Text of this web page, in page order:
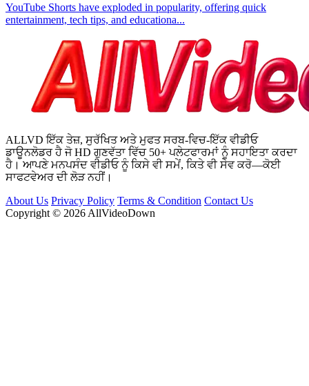
YouTube Shorts have exploded in popularity, offering quick
entertainment, tech tips, and educationa...
ALLVD ਇੱਕ ਤੇਜ਼, ਸੁਰੱਖਿਤ ਅਤੇ ਮੁਫਤ ਸਰਬ-ਵਿਚ-ਇੱਕ ਵੀਡੀਓ
ਡਾਊਨਲੋਡਰ ਹੈ ਜੋ HD ਗੁਣਵੱਤਾ ਵਿੱਚ 50+ ਪਲੇਟਫਾਰਮਾਂ ਨੂੰ ਸਹਾਇਤਾ ਕਰਦਾ
ਹੈ। ਆਪਣੇ ਮਨਪਸੰਦ ਵੀਡੀਓ ਨੂੰ ਕਿਸੇ ਵੀ ਸਮੇਂ, ਕਿਤੇ ਵੀ ਸੇਵ ਕਰੋ—ਕੋਈ
ਸਾਫਟਵੇਅਰ ਦੀ ਲੋੜ ਨਹੀਂ।
About Us Privacy Policy Terms & Condition Contact Us
Copyright © 2026 AllVideoDown